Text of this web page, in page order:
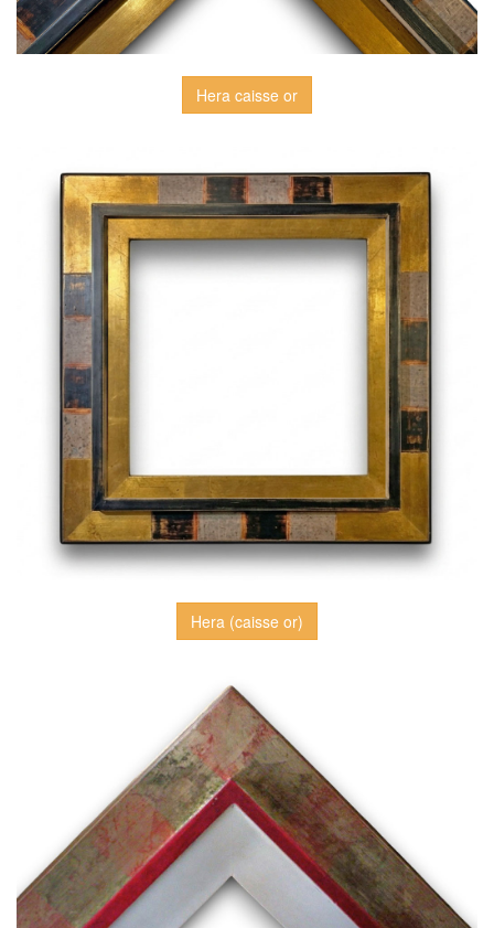
Hera caisse or
Hera (caisse or)